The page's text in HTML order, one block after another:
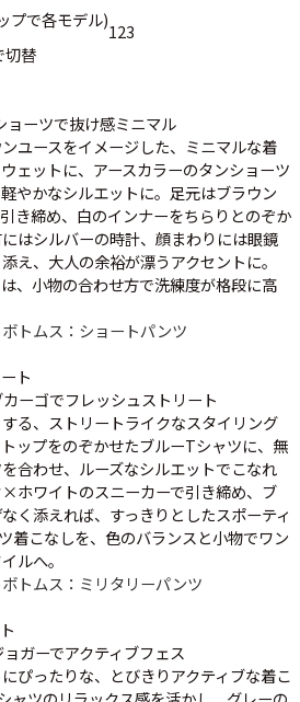
123
切替
ーツで抜け感ミニマル
ユースをイメージした、ミニマルな着
ェットに、アースカラーのタンショーツ
やかなシルエットに。足元はブラウン
き締め、白のインナーをちらりとのぞか
はシルバーの時計、顔まわりには眼鏡
え、大人の余裕が漂うアクセントに。
、小物の合わせ方で洗練度が格段に高
ボトムス：ショートパンツ
ト
ーゴでフレッシュストリート
る、ストリートライクなスタイリング
ップをのぞかせたブルーTシャツに、無
合わせ、ルーズなシルエットでこなれ
ホワイトのスニーカーで引き締め、ブ
く添えれば、すっきりとしたスポーティ
着こなしを、色のバランスと小物でワン
ルへ。
ボトムス：ミリタリーパンツ
ガーでアクティブフェス
ぴったりな、とびきりアクティブな着こ